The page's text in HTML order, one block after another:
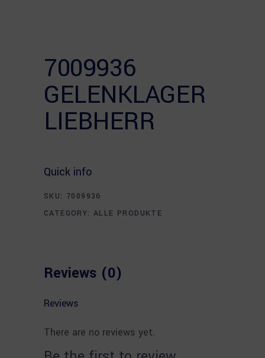
7009936
GELENKLAGER
LIEBHERR
Quick info
SKU: 7009936
CATEGORY:ALLE PRODUKTE
Reviews (0)
Reviews
There are no reviews yet.